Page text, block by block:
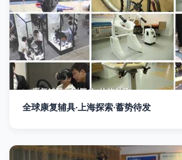
全球康复辅具·上海探索·蓄势待发